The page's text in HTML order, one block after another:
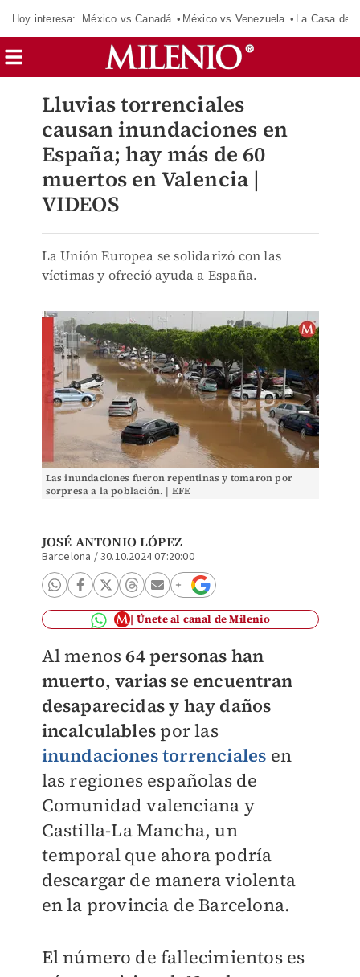
Hoy interesa: México vs Canadá México vs Venezuela La Casa de
Lluvias torrenciales
causan inundaciones en
España; hay más de 60
muertos en Valencia |
VIDEOS
La Unión Europea se solidarizó con las
víctimas y ofreció ayuda a España.
Las inundaciones fueron repentinas y tomaron por
sorpresa a la población. | EFE
JOSÉ ANTONIO LÓPEZ
Barcelona /30.10.2024 07:20:00
Únete al canal de Milenio
Al menos64 personas han
muerto, varias se encuentran
desaparecidas y hay daños
incalculables por las
inundaciones torrenciales en
las regiones españolas de
Comunidad valenciana y
Castilla-La Mancha, un
temporal que ahora podría
descargar de manera violenta
en la provincia de Barcelona.
El número de fallecimientos es